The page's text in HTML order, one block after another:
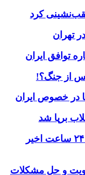
توافق ایران
پس از جنگ؟!
در خصوص ایران
برپا شد
این سه نفر بد اخلاق‌ترین ایرانی‌های ۲۴ ساعت اخیر
هویت و حل مشکلات